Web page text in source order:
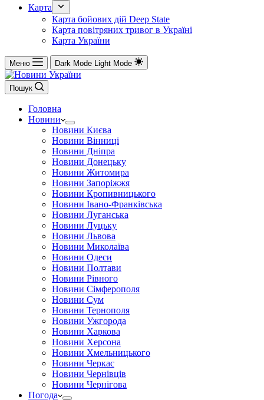
Карта
Карта бойових дій Deep State
Карта повітряних тривог в Україні
Карта України
Меню Dark Mode Light Mode
Пошук
Головна
Новини
Новини Києва
Новини Вінниці
Новини Дніпра
Новини Донецьку
Новини Житомира
Новини Запоріжжя
Новини Кропивницького
Новини Івано-Франківська
Новини Луганська
Новини Луцьку
Новини Львова
Новини Миколаїва
Новини Одеси
Новини Полтави
Новини Рівного
Новини Сімферополя
Новини Сум
Новини Тернополя
Новини Ужгорода
Новини Харкова
Новини Херсона
Новини Хмельницького
Новини Черкас
Новини Чернівців
Новини Чернігова
Погода